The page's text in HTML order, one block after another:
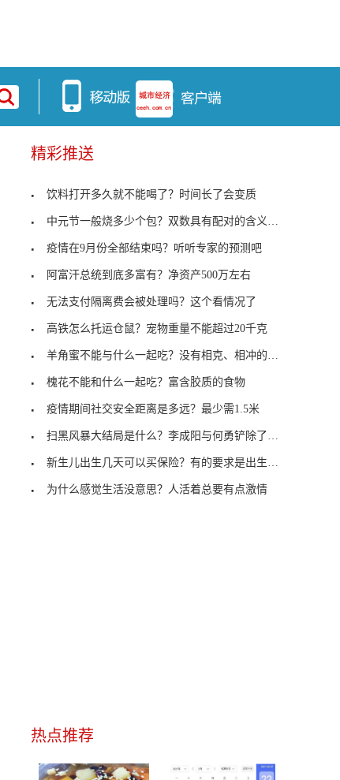
精彩推送
饮料打开多久就不能喝了？时间长了会变质
中元节一般烧多少个包？双数具有配对的含义不吉利
疫情在9月份全部结束吗？听听专家的预测吧
阿富汗总统到底多富有？净资产500万左右
无法支付隔离费会被处理吗？这个看情况了
高铁怎么托运仓鼠？宠物重量不能超过20千克
羊角蜜不能与什么一起吃？没有相克、相冲的现象
槐花不能和什么一起吃？富含胶质的食物
疫情期间社交安全距离是多远？最少需1.5米
扫黑风暴大结局是什么？李成阳与何勇铲除了内鬼
新生儿出生几天可以买保险？有的要求是出生28天
为什么感觉生活没意思？人活着总要有点激情
热点推荐